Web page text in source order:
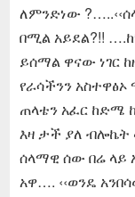
ለምንድነው
በሚል አይደል?!!
ይሰማል ዋናው ነገር
የራሳችንን አስተዋፅኦ
ጠላቴን አፈር ከድሜ
እዛ ታች ያለ
ሰላማዊ ሰው በሬ ላይ
አዋ…. ‹‹ወንዴ